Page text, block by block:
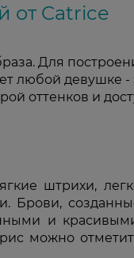
от Catrice
Для
любой девушке -
оттенков и
штрихи,
Брови,
и
можно